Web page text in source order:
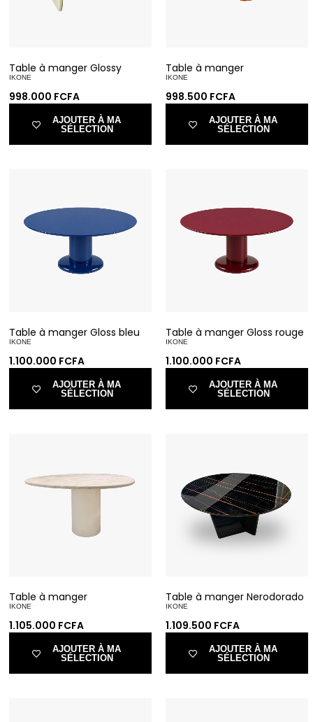
Table à manger Glossy
IKONE
998.000 FCFA
AJOUTER À MA
SÉLECTION
Table à manger
IKONE
998.500 FCFA
AJOUTER À MA
SÉLECTION
Table à manger Gloss bleu
IKONE
1.100.000 FCFA
AJOUTER À MA
SÉLECTION
Table à manger Gloss rouge
IKONE
1.100.000 FCFA
AJOUTER À MA
SÉLECTION
Table à manger
IKONE
1.105.000 FCFA
AJOUTER À MA
SÉLECTION
Table à manger Nerodorado
IKONE
1.109.500 FCFA
AJOUTER À MA
SÉLECTION